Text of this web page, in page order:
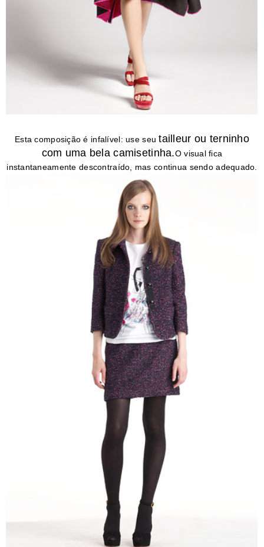
Esta composição é infalível: use seutailleur ou terninho
com uma bela camisetinha.O visual fica
instantaneamente descontraído, mas continua sendo adequado.